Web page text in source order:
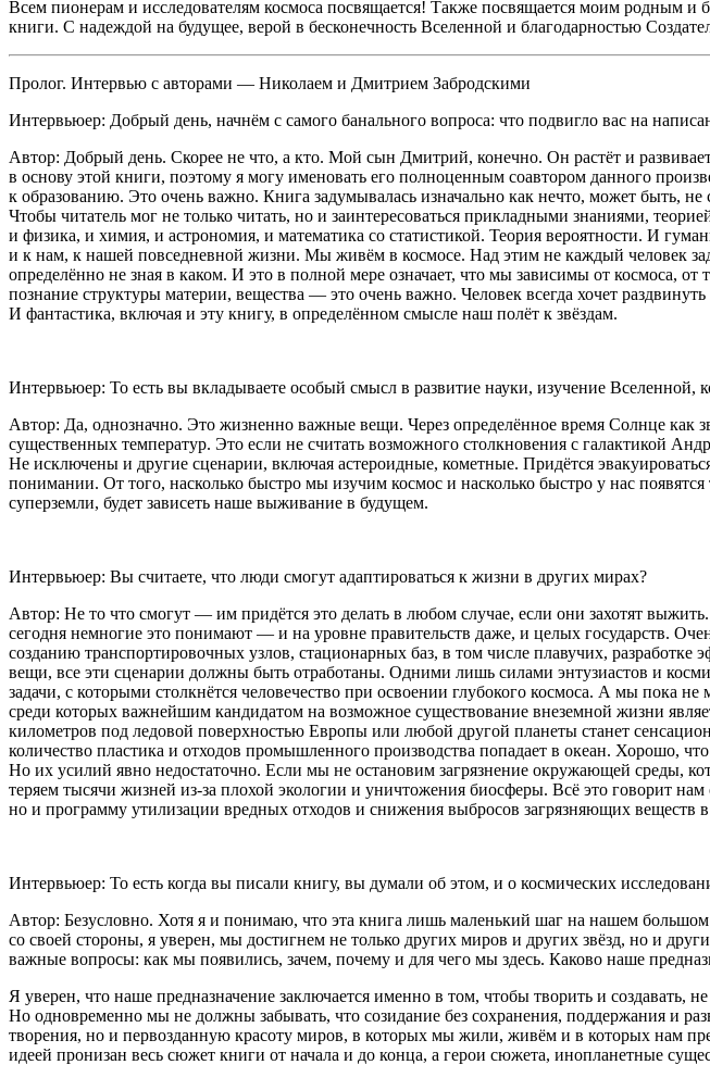
Всем пионерам и исследователям космоса посвящается! Также посвящается моим родным
книги. С надеждой на будущее, верой в бесконечность Вселенной и благодарностью
Пролог. Интервью с авторами — Николаем и Дмитрием Забродскими
Интервьюер: Добрый день, начнём с самого банального вопроса: что подвигло вас на
Автор: Добрый день. Скорее не что, а кто. Мой сын Дмитрий, конечно. Он растёт и
в основу этой книги, поэтому я могу именовать его полноценным соавтором данного
к образованию. Это очень важно. Книга задумывалась изначально как нечто, может быть,
Чтобы читатель мог не только читать, но и заинтересоваться прикладными знаниями,
и физика, и химия, и астрономия, и математика со статистикой. Теория вероятности. И
и к нам, к нашей повседневной жизни. Мы живём в космосе. Над этим не каждый человек
определённо не зная в каком. И это в полной мере означает, что мы зависимы от космоса,
познание структуры материи, вещества — это очень важно. Человек всегда хочет
И фантастика, включая и эту книгу, в определённом смысле наш полёт к звёздам.
Интервьюер: То есть вы вкладываете особый смысл в развитие науки, изучение Вселенной,
Автор: Да, однозначно. Это жизненно важные вещи. Через определённое время Солнце как
существенных температур. Это если не считать возможного столкновения с галактикой
Не исключены и другие сценарии, включая астероидные, кометные. Придётся
понимании. От того, насколько быстро мы изучим космос и насколько быстро у нас
суперземли, будет зависеть наше выживание в будущем.
Интервьюер: Вы считаете, что люди смогут адаптироваться к жизни в других мирах?
Автор: Не то что смогут — им придётся это делать в любом случае, если они захотят
сегодня немногие это понимают — и на уровне правительств даже, и целых государств.
созданию транспортировочных узлов, стационарных баз, в том числе плавучих,
вещи, все эти сценарии должны быть отработаны. Одними лишь силами энтузиастов и
задачи, с которыми столкнётся человечество при освоении глубокого космоса. А мы пока
среди которых важнейшим кандидатом на возможное существование внеземной жизни
километров под ледовой поверхностью Европы или любой другой планеты станет
количество пластика и отходов промышленного производства попадает в океан. Хорошо,
Но их усилий явно недостаточно. Если мы не остановим загрязнение окружающей среды,
теряем тысячи жизней из-за плохой экологии и уничтожения биосферы. Всё это говорит
но и программу утилизации вредных отходов и снижения выбросов загрязняющих веществ в
Интервьюер: То есть когда вы писали книгу, вы думали об этом, и о космических
Автор: Безусловно. Хотя я и понимаю, что эта книга лишь маленький шаг на нашем
со своей стороны, я уверен, мы достигнем не только других миров и других звёзд, но и
важные вопросы: как мы появились, зачем, почему и для чего мы здесь. Каково наше
Я уверен, что наше предназначение заключается именно в том, чтобы творить и создавать,
Но одновременно мы не должны забывать, что созидание без сохранения, поддержания и
творения, но и первозданную красоту миров, в которых мы жили, живём и в которых нам
идеей пронизан весь сюжет книги от начала и до конца, а герои сюжета, инопланетные